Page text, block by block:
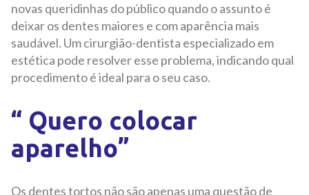
novas queridinhas do público quando o assunto é
deixar os dentes maiores e com aparência mais
saudável. Um cirurgião-dentista especializado em
estética pode resolver esse problema, indicando qual
procedimento é ideal para o seu caso.
“ Quero colocar
aparelho”
Os dentes tortos não são apenas uma questão de